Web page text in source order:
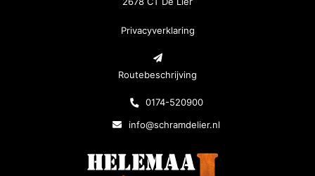
Privacyverklaring
Routebeschrijving
0174-520900
info@schramdelier.nl